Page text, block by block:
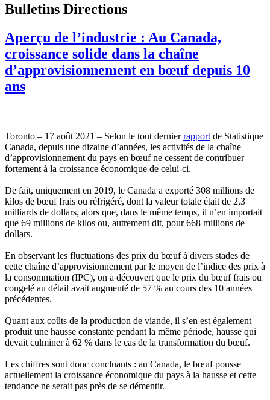
Bulletins Directions
Aperçu de l’industrie : Au Canada,
croissance solide dans la chaîne
d’approvisionnement en bœuf depuis 10
ans
Toronto – 17 août 2021 – Selon le tout dernierrapport de Statistique
Canada, depuis une dizaine d’années, les activités de la chaîne
d’approvisionnement du pays en bœuf ne cessent de contribuer
fortement à la croissance économique de celui-ci.
De fait, uniquement en 2019, le Canada a exporté 308 millions de
kilos de bœuf frais ou réfrigéré, dont la valeur totale était de 2,3
milliards de dollars, alors que, dans le même temps, il n’en importait
que 69 millions de kilos ou, autrement dit, pour 668 millions de
dollars.
En observant les fluctuations des prix du bœuf à divers stades de
cette chaîne d’approvisionnement par le moyen de l’indice des prix à
la consommation (IPC), on a découvert que le prix du bœuf frais ou
congelé au détail avait augmenté de 57 % au cours des 10 années
précédentes.
Quant aux coûts de la production de viande, il s’en est également
produit une hausse constante pendant la même période, hausse qui
devait culminer à 62 % dans le cas de la transformation du bœuf.
Les chiffres sont donc concluants : au Canada, le bœuf pousse
actuellement la croissance économique du pays à la hausse et cette
tendance ne serait pas près de se démentir.